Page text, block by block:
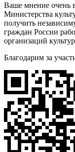
Ваше мнение очень
Министерства
получить
граждан России
организаций
Благодарим за